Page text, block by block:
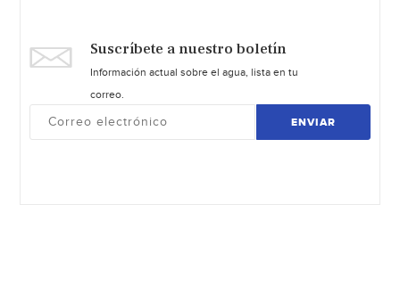
Suscríbete a nuestro boletín
Información actual sobre el agua, lista en tu
correo.
ENVIAR